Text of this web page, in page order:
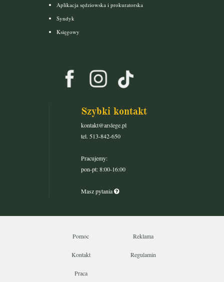
Aplikacja sędziowska i prokuratorska
Syndyk
Księgowy
Szybki kontakt
kontakt@arslege.pl
tel. 513-842-650
Pracujemy:
pon-pt: 8:00-16:00
Masz pytania
Pomoc Reklama
Kontakt Regulamin
Praca